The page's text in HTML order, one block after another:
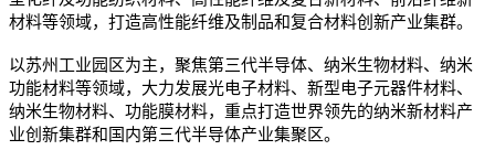
材料等领域，打造高性能纤维及制品和复合材料创新产业集群。
以苏州工业园区为主，聚焦第三代半导体、纳米生物材料、纳米
功能材料等领域，大力发展光电子材料、新型电子元器件材料、
纳米生物材料、功能膜材料，重点打造世界领先的纳米新材料产
业创新集群和国内第三代半导体产业集聚区。